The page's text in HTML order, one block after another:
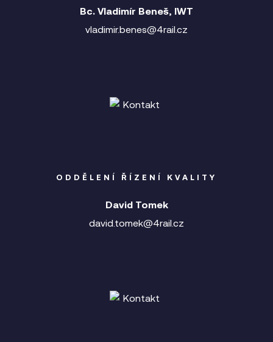
Bc. Vladimír Beneš, IWT
vladimir.benes@4rail.cz
David Tomek
ODDĚLENÍ ŘÍZENÍ KVALITY
david.tomek@4rail.cz